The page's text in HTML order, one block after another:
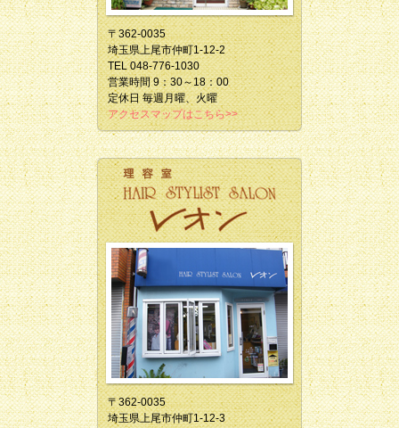
〒362-0035
埼玉県上尾市仲町1-12-2
TEL 048-776-1030
営業時間 9：30～18：00
定休日 毎週月曜、火曜
アクセスマップはこちら>>
〒362-0035
埼玉県上尾市仲町1-12-3